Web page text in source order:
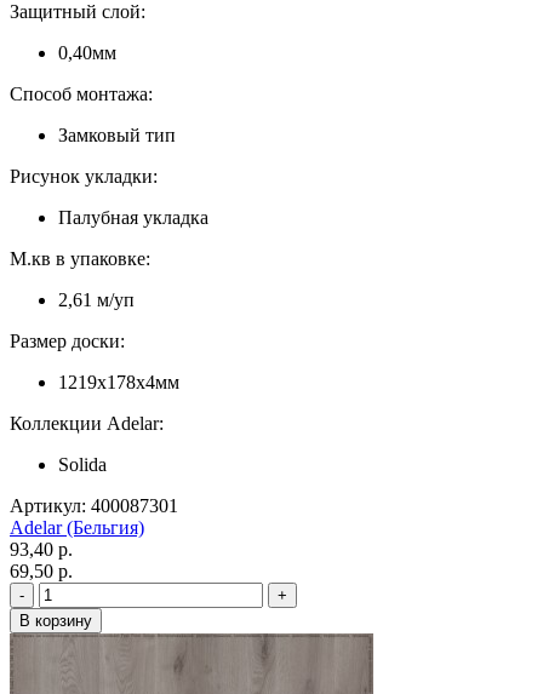
Защитный слой:
0,40мм
Способ монтажа:
Замковый тип
Рисунок укладки:
Палубная укладка
М.кв в упаковке:
2,61 м/уп
Размер доски:
1219x178x4мм
Коллекции Adelar:
Solida
Артикул: 400087301
Adelar (Бельгия)
93,40 p.
69,50 p.